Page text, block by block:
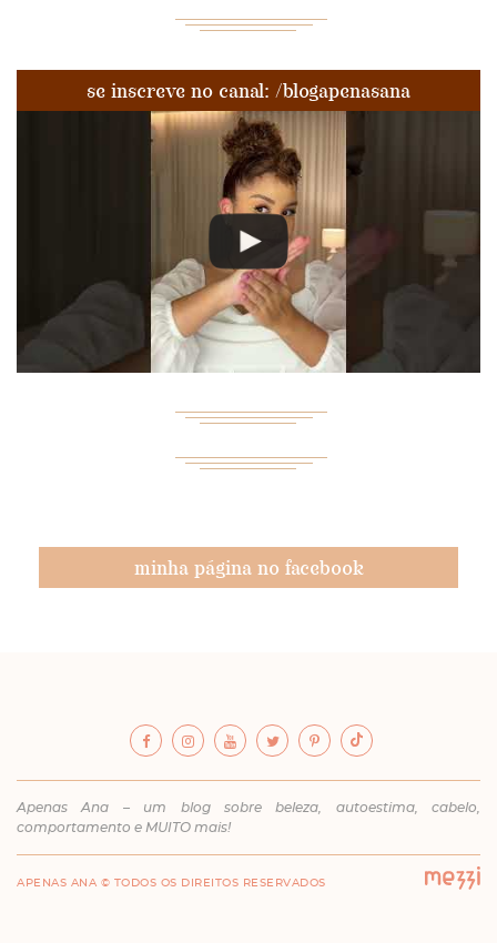
se inscreve no canal: /blogapenasana
minha página no facebook
Apenas Ana – um blog sobre beleza, autoestima, cabelo,
comportamento e MUITO mais!
APENAS ANA © TODOS OS DIREITOS RESERVADOS